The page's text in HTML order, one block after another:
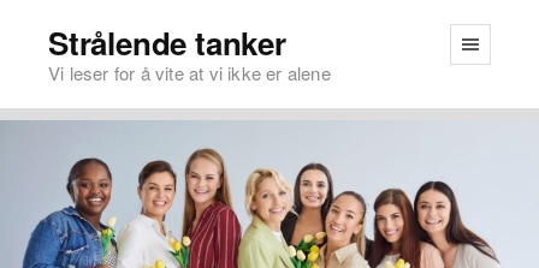
Strålende tanker
Vi leser for å vite at vi ikke er alene